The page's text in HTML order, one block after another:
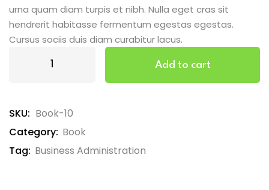
urna quam diam turpis et nibh. Nulla eget cras sit
hendrerit habitasse fermentum egestas egestas.
Cursus sociis duis diam curabitur lacus.
Add to cart
SKU: Book-10
Category: Book
Tag: Business Administration